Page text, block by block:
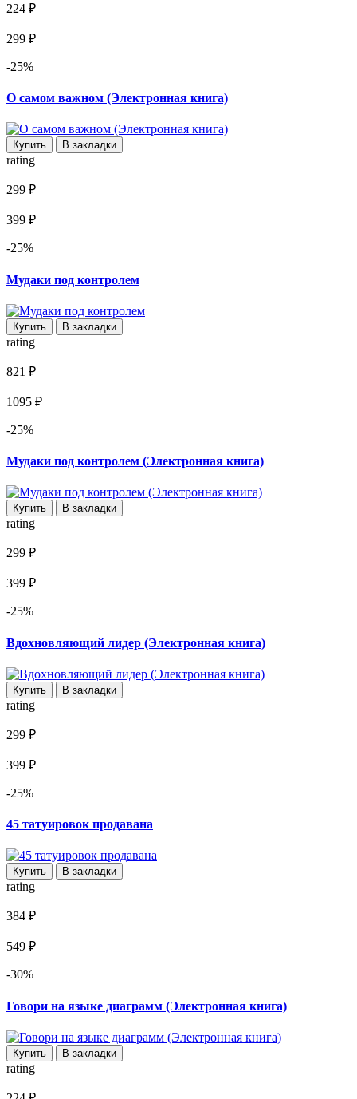
224 ₽
299 ₽
-25%
О самом важном (Электронная книга)
Купить В закладки
rating
299 ₽
399 ₽
-25%
Мудаки под контролем
Купить В закладки
rating
821 ₽
1095 ₽
-25%
Мудаки под контролем (Электронная книга)
Купить В закладки
rating
299 ₽
399 ₽
-25%
Вдохновляющий лидер (Электронная книга)
Купить В закладки
rating
299 ₽
399 ₽
-25%
45 татуировок продавана
Купить В закладки
rating
384 ₽
549 ₽
-30%
Говори на языке диаграмм (Электронная книга)
Купить В закладки
rating